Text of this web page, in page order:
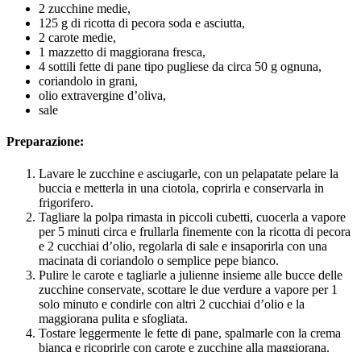
2 zucchine medie,
125 g di ricotta di pecora soda e asciutta,
2 carote medie,
1 mazzetto di maggiorana fresca,
4 sottili fette di pane tipo pugliese da circa 50 g ognuna,
coriandolo in grani,
olio extravergine d’oliva,
sale
Preparazione:
Lavare le zucchine e asciugarle, con un pelapatate pelare la
buccia e metterla in una ciotola, coprirla e conservarla in
frigorifero.
Tagliare la polpa rimasta in piccoli cubetti, cuocerla a vapore
per 5 minuti circa e frullarla finemente con la ricotta di pecora
e 2 cucchiai d’olio, regolarla di sale e insaporirla con una
macinata di coriandolo o semplice pepe bianco.
Pulire le carote e tagliarle a julienne insieme alle bucce delle
zucchine conservate, scottare le due verdure a vapore per 1
solo minuto e condirle con altri 2 cucchiai d’olio e la
maggiorana pulita e sfogliata.
Tostare leggermente le fette di pane, spalmarle con la crema
bianca e ricoprirle con carote e zucchine alla maggiorana.